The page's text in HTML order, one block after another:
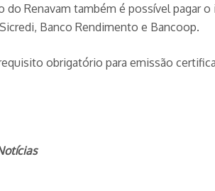
do Renavam também é possível pagar
Banco Rendimento e Bancoop.
obrigatório para emissão